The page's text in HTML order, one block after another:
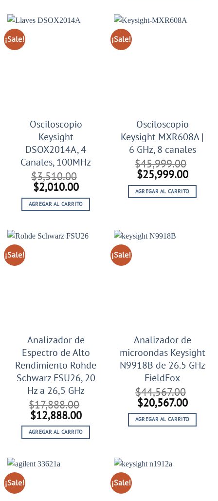
¡Sale!
Osciloscopio
Keysight
DSOX2014A, 4
Canales, 100MHz
$3,510.00
El
precio
original
$2,010.00El
precio
actual
$2,010.00.
AGREGAR AL CARRITO
¡Sale!
Osciloscopio
Keysight MXR608A |
6 GHz, 8 canales
$45,999.00
El
precio
original
$25,999.00El
precio
actual
AGREGAR AL CARRITO
¡Sale!
Analizador de
Espectro de Alto
Rendimiento Rohde
Schwarz FSU26, 20
Hz a 26,5 GHz
$17,888.00
El
precio
original
$12,888.00El
precio
actual
$12,888.00.
AGREGAR AL CARRITO
¡Sale!
Analizador de
microondas Keysight
N9918B de 26.5 GHz
FieldFox
$44,567.00
El
precio
original
$20,567.00El
precio
actual
AGREGAR AL CARRITO
¡Sale! ¡Sale!